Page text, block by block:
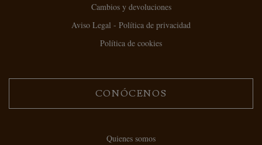
Cambios y devoluciones
Aviso Legal - Política de privacidad
Política de cookies
CONÓCENOS
Quienes somos